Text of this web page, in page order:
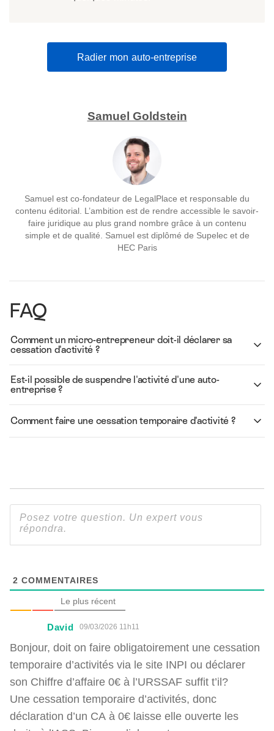
Radier mon auto-entreprise
Samuel Goldstein
Samuel est co-fondateur de LegalPlace et responsable du
contenu éditorial. L’ambition est de rendre accessible le savoir-
faire juridique au plus grand nombre grâce à un contenu
simple et de qualité. Samuel est diplômé de Supelec et de
HEC Paris
FAQ
Comment un micro-entrepreneur doit-il déclarer sa
cessation d'activité ?
Est-il possible de suspendre l'activité d'une auto-
entreprise ?
Comment faire une cessation temporaire d'activité ?
2 COMMENTAIRES
Le plus récent
David 09/03/2026 11h11
Bonjour, doit on faire obligatoirement une cessation
temporaire d’activités via le site INPI ou déclarer
son Chiffre d’affaire 0€ à l’URSSAF suffit t’il?
Une cessation temporaire d’activités, donc
déclaration d’un CA à 0€ laisse elle ouverte les